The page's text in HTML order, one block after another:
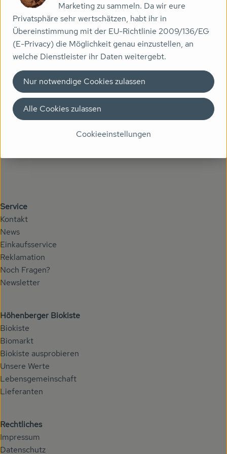
Getränke
Naturkosmetik
Dr. Hauschka - Wala
Drogerie
Garten
Saatgut
Trinkgeld & Spenden
B2B
Veranstaltungen
Biomarkt
Wissen
Über uns
Kontakt
Höhenberger Biokiste GmbH
84149 Velden an der Vils
Telefon Lieferservice: 08742 96541 0
Telefon Biomarkt: 08742 9654117
info@hoehenberger-biokiste.de
Service
Kontakt
News
Einkaufsservice
Reklamation
Noch Fragen?
Newsletter
Höhenberger Biokiste
Biokiste
Biomarkt
Biokiste ausprobieren
Unsere Werte
Lebensgemeinschaft
Lieferanten
Rechtliches
Impressum
Datenschutz
Marketing zu sammeln. Da wir eure
Privatsphäre sehr wertschätzen, habt ihr in
Übereinstimmung mit der EU-Richtlinie 2009/136/EG
(E-Privacy) die Möglichkeit genau einzustellen, an
welche Dienstleister ihr Daten weitergebt.
Cookieeinstellungen
Nur notwendige Cookies zulassen
Alle Cookies zulassen